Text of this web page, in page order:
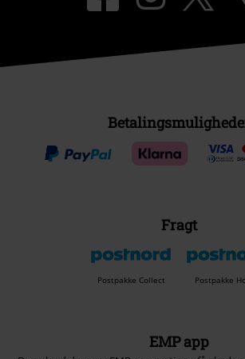
Fragt
Postpakke Collect Postpakke
EMP app